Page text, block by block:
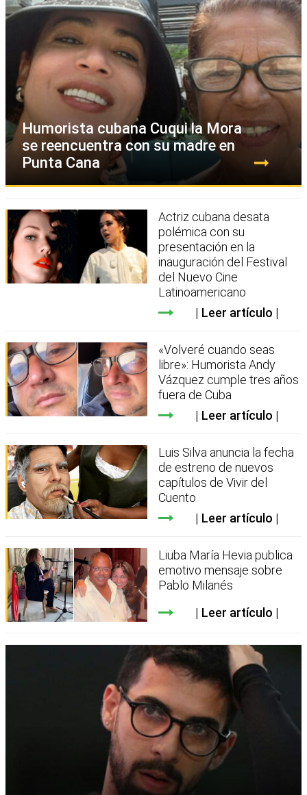
Humorista cubana Cuqui la Mora
se reencuentra con su madre en
Punta Cana
Actriz cubana desata
polémica con su
presentación en la
inauguración del Festival
del Nuevo Cine
Latinoamericano
Leer artículo
«Volveré cuando seas
libre»: Humorista Andy
Vázquez cumple tres años
fuera de Cuba
Leer artículo
Luis Silva anuncia la fecha
de estreno de nuevos
capítulos de Vivir del
Cuento
Leer artículo
Liuba María Hevia publica
emotivo mensaje sobre
Pablo Milanés
Leer artículo